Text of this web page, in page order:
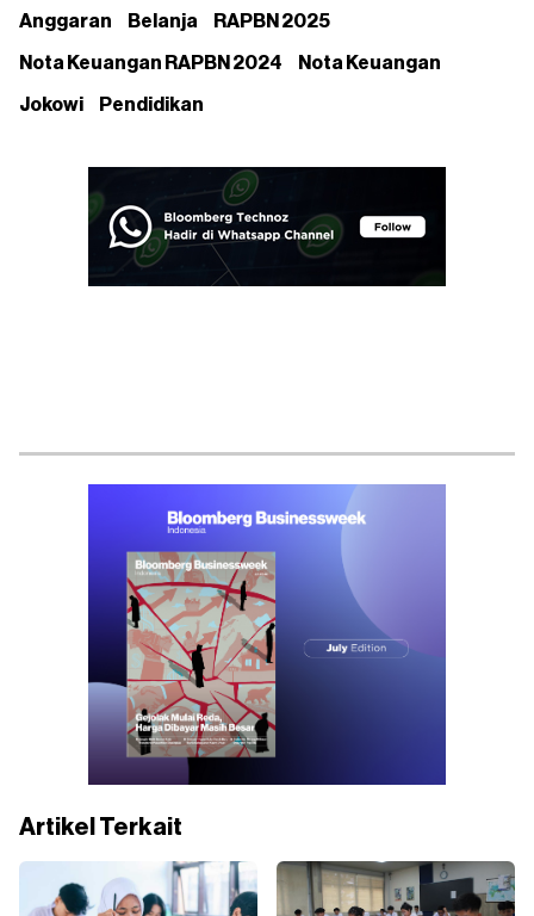
Anggaran Belanja RAPBN 2025
Nota Keuangan RAPBN 2024 Nota Keuangan
Jokowi Pendidikan
Artikel Terkait